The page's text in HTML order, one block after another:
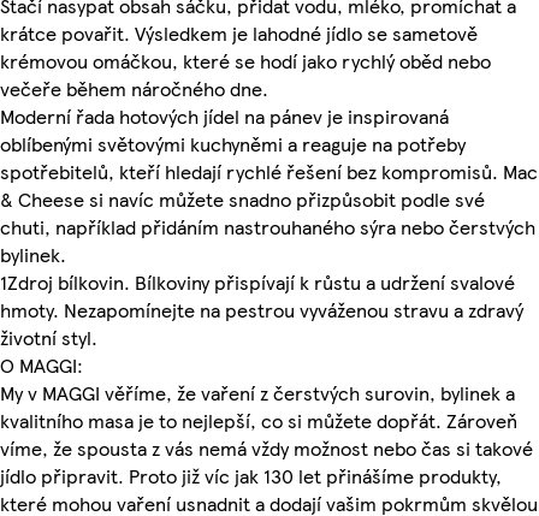
krátce povařit. Výsledkem je lahodné jídlo se sametově
krémovou omáčkou, které se hodí jako rychlý oběd nebo
večeře během náročného dne.
Moderní řada hotových jídel na pánev je inspirovaná
oblíbenými světovými kuchyněmi a reaguje na potřeby
spotřebitelů, kteří hledají rychlé řešení bez kompromisů. Mac
& Cheese si navíc můžete snadno přizpůsobit podle své
chuti, například přidáním nastrouhaného sýra nebo čerstvých
bylinek.
1Zdroj bílkovin. Bílkoviny přispívají k růstu a udržení svalové
hmoty. Nezapomínejte na pestrou vyváženou stravu a zdravý
životní styl.
O MAGGI:
My v MAGGI věříme, že vaření z čerstvých surovin, bylinek a
kvalitního masa je to nejlepší, co si můžete dopřát. Zároveň
víme, že spousta z vás nemá vždy možnost nebo čas si takové
jídlo připravit. Proto již víc jak 130 let přinášíme produkty,
které mohou vaření usnadnit a dodají vašim pokrmům skvělou